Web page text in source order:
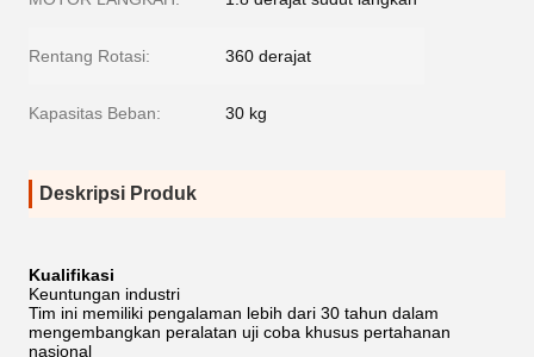
Rentang Rotasi: 360 derajat
Kapasitas Beban: 30 kg
Deskripsi Produk
Kualifikasi
Keuntungan industri
Tim ini memiliki pengalaman lebih dari 30 tahun dalam
mengembangkan peralatan uji coba khusus pertahanan
nasional